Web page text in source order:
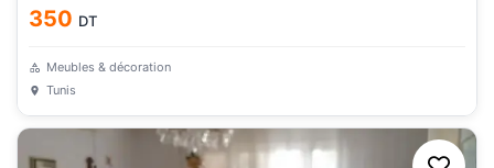
350 DT
Meubles & décoration
Tunis